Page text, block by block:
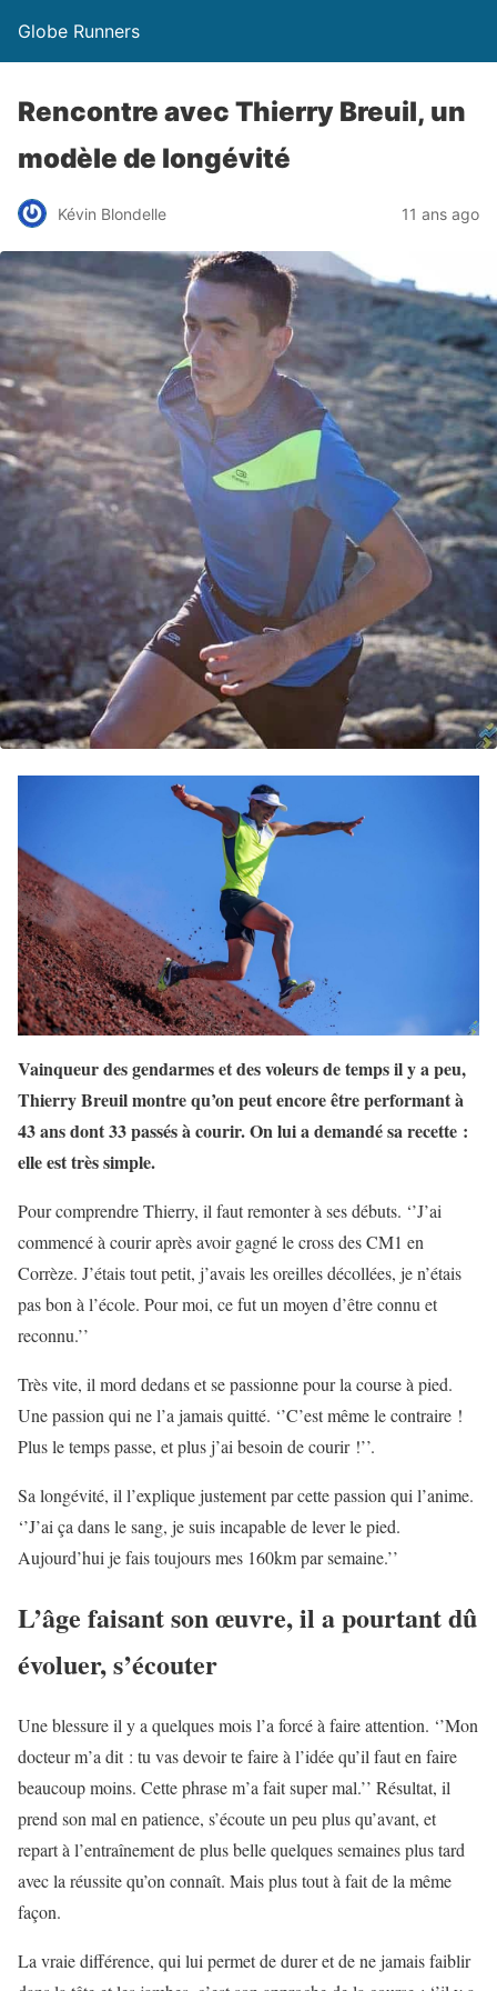
Globe Runners
Rencontre avec Thierry Breuil, un
modèle de longévité
Kévin Blondelle 11 ans ago
Vainqueur des gendarmes et des voleurs de temps il y a peu,
Thierry Breuil montre qu’on peut encore être performant à
43 ans dont 33 passés à courir. On lui a demandé sa recette :
elle est très simple.
Pour comprendre Thierry, il faut remonter à ses débuts. ‘’J’ai
commencé à courir après avoir gagné le cross des CM1 en
Corrèze. J’étais tout petit, j’avais les oreilles décollées, je n’étais
pas bon à l’école. Pour moi, ce fut un moyen d’être connu et
reconnu.’’
Très vite, il mord dedans et se passionne pour la course à pied.
Une passion qui ne l’a jamais quitté. ‘’C’est même le contraire !
Plus le temps passe, et plus j’ai besoin de courir !’’.
Sa longévité, il l’explique justement par cette passion qui l’anime.
‘’J’ai ça dans le sang, je suis incapable de lever le pied.
Aujourd’hui je fais toujours mes 160km par semaine.’’
L’âge faisant son œuvre, il a pourtant dû
évoluer, s’écouter
Une blessure il y a quelques mois l’a forcé à faire attention. ‘’Mon
docteur m’a dit : tu vas devoir te faire à l’idée qu’il faut en faire
beaucoup moins. Cette phrase m’a fait super mal.’’ Résultat, il
prend son mal en patience, s’écoute un peu plus qu’avant, et
repart à l’entraînement de plus belle quelques semaines plus tard
avec la réussite qu’on connaît. Mais plus tout à fait de la même
façon.
La vraie différence, qui lui permet de durer et de ne jamais faiblir